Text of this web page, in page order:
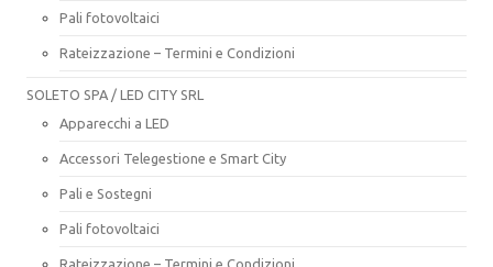
Pali fotovoltaici
Rateizzazione – Termini e Condizioni
SOLETO SPA / LED CITY SRL
Apparecchi a LED
Accessori Telegestione e Smart City
Pali e Sostegni
Pali fotovoltaici
Rateizzazione – Termini e Condizioni